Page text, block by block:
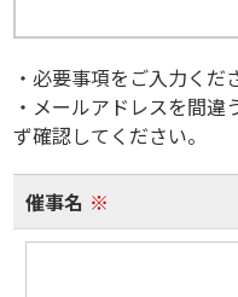
・必要事項をご入力くだ
・メールアドレスを間
ず確認してください。
催事名 ※